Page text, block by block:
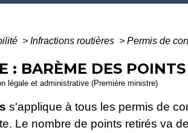
> Infractions routières > Permis de
: BARÈME DES
légale et administrative (Première ministre)
s'applique à tous les permis de
Le nombre de points retirés va de